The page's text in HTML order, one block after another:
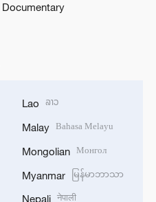
Documentary
Lao ລາວ
Malay Bahasa Melayu
Mongolian Монгол
Myanmar မြန်မာဘာသာ
Nepali नेपाली